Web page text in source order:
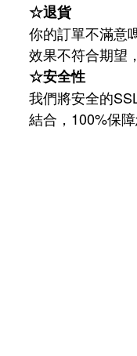
☆退貨
你的訂單不滿意
效果不符合期望
☆安全性
我們將安全的
結合，100%保障